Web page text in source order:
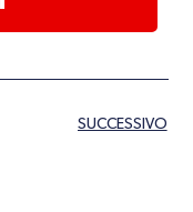
SUCCESSIVO